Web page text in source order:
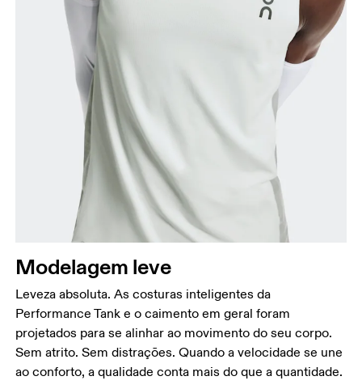
Modelagem leve
Leveza absoluta. As costuras inteligentes da
Performance Tank e o caimento em geral foram
projetados para se alinhar ao movimento do seu corpo.
Sem atrito. Sem distrações. Quando a velocidade se une
ao conforto, a qualidade conta mais do que a quantidade.